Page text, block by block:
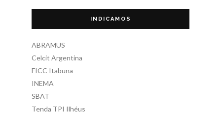
INDICAMOS
ABRAMUS
Celcit Argentina
FICC Itabuna
INEMA
SBAT
Tenda TPI Ilhéus